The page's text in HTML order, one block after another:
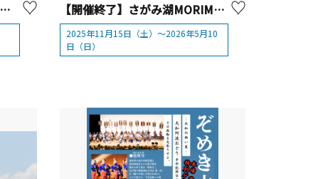
ニューオータニイン横浜プレミアム 「THE sea×横浜・八景島シーパラダイス コラボアフタヌーンティー」 【開催終了】さがみ湖MORIMORI 「さがみ湖イルミリオン」
2025年11月15日（土）～2026年5月10
日（日）